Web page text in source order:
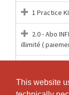
This website
This website
1 Practice
2.0 - Abo
illimité (